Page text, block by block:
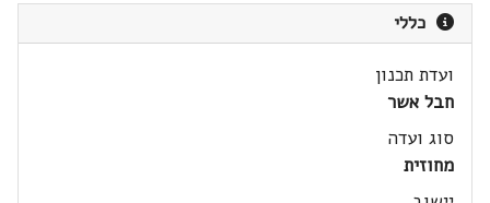
כללי
ועדת תכנון
חבל אשר
סוג ועדה
מחוזית